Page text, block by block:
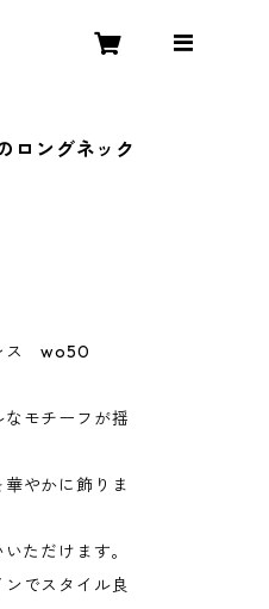
ロングネック
ス wo50
モチーフが揺
やかに飾りま
ただけます。
でスタイル良